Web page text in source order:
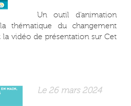
Un outil d’animation
thématique du changement
la vidéo de présentation sur Cet
Le 26 mars 2024